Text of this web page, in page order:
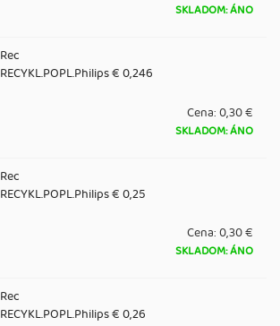
SKLADOM: ÁNO
Rec
RECYKL.POPL.Philips € 0,246
Cena:0,30 €
SKLADOM: ÁNO
Rec
RECYKL.POPL.Philips € 0,25
Cena:0,30 €
SKLADOM: ÁNO
Rec
RECYKL.POPL.Philips € 0,26